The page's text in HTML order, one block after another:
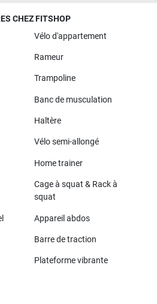
CHEZ FITSHOP
Vélo d'appartement
Rameur
Trampoline
Banc de musculation
Haltère
Vélo semi-allongé
Home trainer
Cage à squat & Rack à
squat
Appareil abdos
Barre de traction
Plateforme vibrante